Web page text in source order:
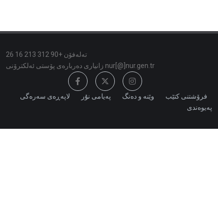
تەلەفۆن +90 312 213 16 26
زانیاری دەربارەی پۆستی ئەلكترۆنی nur[@]nur.gen.tr
لاپەڕەی سەرەگی پەیامی نۇر وێنە و دەنگ
فرۆشتنی کتێب
پەیوەندی